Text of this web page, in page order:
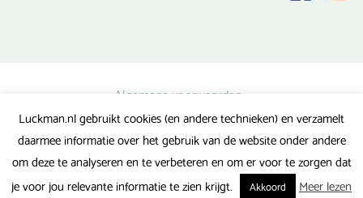
Algemene voorwaarden
Privacy verklaring
Veel gestelde vragen
Luckman.nl gebruikt cookies (en andere technieken) en verzamelt
daarmee informatie over het gebruik van de website onder andere
om deze te analyseren en te verbeteren en om er voor te zorgen dat
je voor jou relevante informatie te zien krijgt.
Akkoord Meer lezen